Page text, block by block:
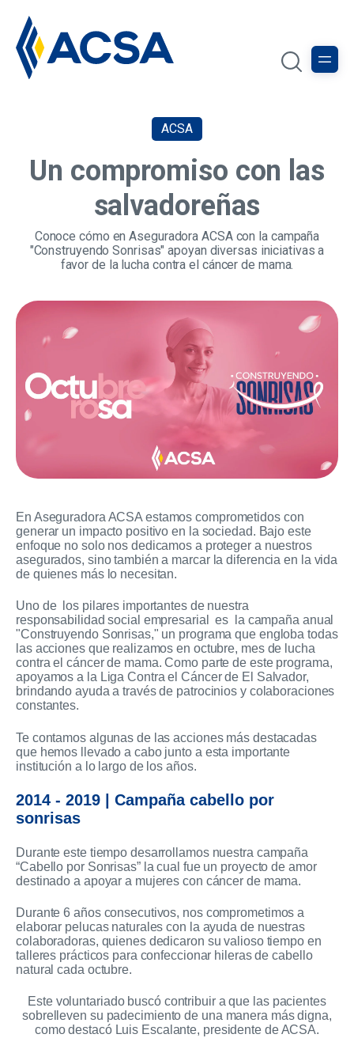
ACSA
Un compromiso con las
salvadoreñas
Conoce cómo en Aseguradora ACSA con la campaña
"Construyendo Sonrisas" apoyan diversas iniciativas a
favor de la lucha contra el cáncer de mama.
En Aseguradora ACSA estamos comprometidos con
generar un impacto positivo en la sociedad. Bajo este
enfoque no solo nos dedicamos a proteger a nuestros
asegurados, sino también a marcar la diferencia en la vida
de quienes más lo necesitan.
Uno de los pilares importantes de nuestra
responsabilidad social empresarial es la campaña anual
"Construyendo Sonrisas," un programa que engloba todas
las acciones que realizamos en octubre, mes de lucha
contra el cáncer de mama. Como parte de este programa,
apoyamos a la Liga Contra el Cáncer de El Salvador,
brindando ayuda a través de patrocinios y colaboraciones
constantes.
Te contamos algunas de las acciones más destacadas
que hemos llevado a cabo junto a esta importante
institución a lo largo de los años.
2014 - 2019 | Campaña cabello por
sonrisas
Durante este tiempo desarrollamos nuestra campaña
“Cabello por Sonrisas” la cual fue un proyecto de amor
destinado a apoyar a mujeres con cáncer de mama.
Durante 6 años consecutivos, nos comprometimos a
elaborar pelucas naturales con la ayuda de nuestras
colaboradoras, quienes dedicaron su valioso tiempo en
talleres prácticos para confeccionar hileras de cabello
natural cada octubre.
Este voluntariado buscó contribuir a que las pacientes
sobrelleven su padecimiento de una manera más digna,
como destacó Luis Escalante, presidente de ACSA.